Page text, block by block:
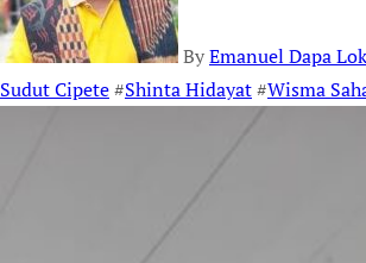
ByEmanuel Dapa
Sudut Cipete#Shinta Hidayat#Wisma